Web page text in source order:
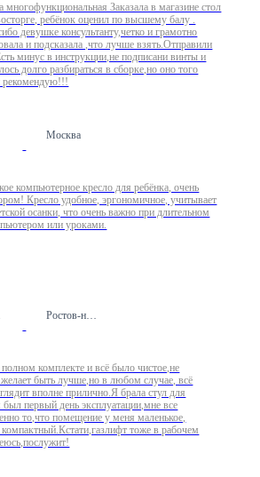
многофункциональная Заказала в магазине стол
ребёнок оценил по высшему балу .
девушке консультанту,четко и грамотно
и подсказала ,что лучше взять.Отправили
минус в инструкции,не подписани винты и
долго разбираться в сборке,но оно того
рекомендую!!!
Москва
компьютерное кресло для ребёнка, очень
Кресло удобное, эргономичное, учитывает
осанки, что очень важно при длительном
или уроками.
Ростов-на-Дону
комплекте и всё было чистое,не
быть лучше,но в любом случае, всё
вполне прилично.Я брала стул для
был первый день эксплуатации,мне все
то,что помещение у меня маленькое,
компактный.Кстати,газлифт тоже в рабочем